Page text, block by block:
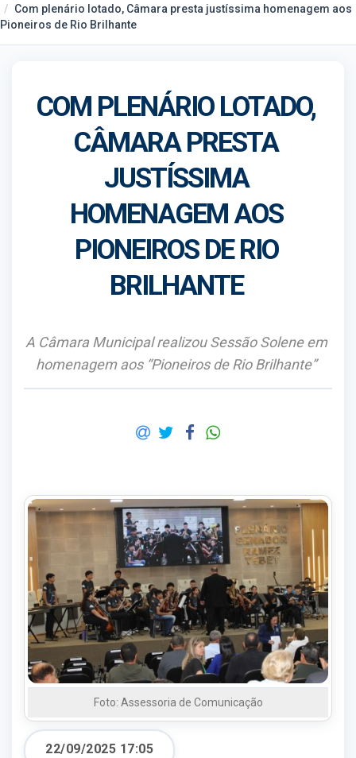
Com plenário lotado, Câmara presta justíssima homenagem aos
Pioneiros de Rio Brilhante
COM PLENÁRIO LOTADO,
CÂMARA PRESTA
JUSTÍSSIMA
HOMENAGEM AOS
PIONEIROS DE RIO
BRILHANTE
A Câmara Municipal realizou Sessão Solene em
homenagem aos “Pioneiros de Rio Brilhante”
Foto: Assessoria de Comunicação
22/09/2025 17:05